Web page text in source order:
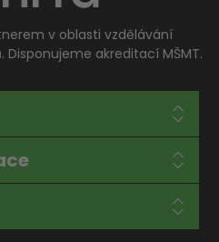
v oblasti vzdělávání
akreditací MŠMT.